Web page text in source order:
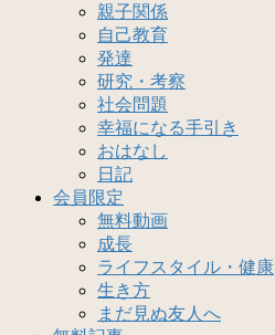
親子関係
自己教育
発達
研究・考察
社会問題
幸福になる手引き
おはなし
日記
会員限定
無料動画
成長
ライフスタイル・健康
生き方
まだ見ぬ友人へ